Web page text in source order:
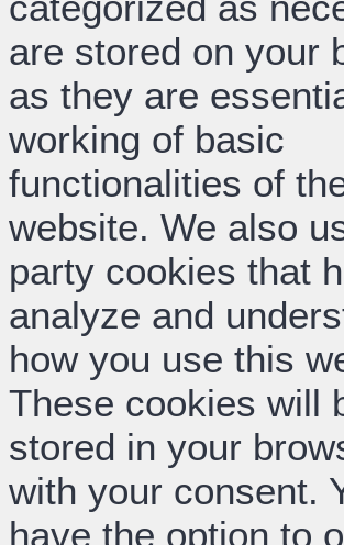
are stored on your
as they are
working of basic
functionalities of
website. We also
party cookies that
analyze and
how you use this
These cookies will
stored in your
with your consent.
have the option to